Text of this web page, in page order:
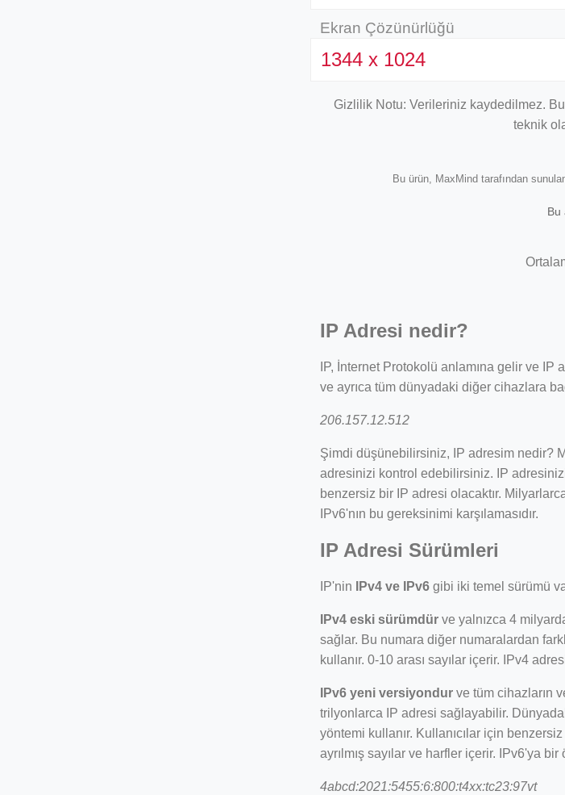
Ekran Çözünürlüğü
1344 x 1024
Gizlilik Notu: Verileriniz kaydedilmez.
teknik
Bu ürün, MaxMind tarafından
Bu
IP Adresi nedir?
IP, İnternet Protokolü anlamına gelir ve IP
ve ayrıca tüm dünyadaki diğer cihazlara
206.157.12.512
Şimdi düşünebilirsiniz, IP adresim nedir?
adresinizi kontrol edebilirsiniz. IP
benzersiz bir IP adresi olacaktır.
IPv6'nın bu gereksinimi karşılamasıdır.
IP Adresi Sürümleri
IP'nin IPv4 ve IPv6 gibi iki temel sürümü
IPv4 eski sürümdür ve yalnızca 4
sağlar. Bu numara diğer numaralardan
kullanır. 0-10 arası sayılar içerir. IPv4
IPv6 yeni versiyondur ve tüm cihazların
trilyonlarca IP adresi sağlayabilir.
yöntemi kullanır. Kullanıcılar için
ayrılmış sayılar ve harfler içerir. IPv6'ya bir
4abcd:2021:5455:6:800:t4xx:tc23:97vt